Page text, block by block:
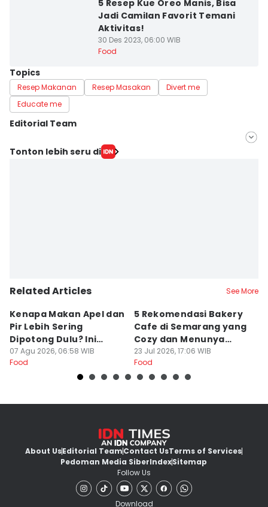
5 Resep Kue Oreo Manis, Bisa
Jadi Camilan Favorit Temani
Aktivitas!
30 Des 2023, 06:00 WIB
Food
Topics
Resep Makanan Resep Masakan
Divert me
Educate me
Editorial Team
Editor
Tonton lebih seru di
Related Articles See More
Kenapa Makan Apel dan
Pir Lebih Sering
Dipotong Dulu? Ini
Alasannya
07 Agu 2026, 06:58 WIB
Food
5 Rekomendasi Bakery
Cafe di Semarang yang
Cozy dan Menunya
Yummy
23 Jul 2026, 17:06 WIB
Food
About UsEditorial TeamContact UsTerms of Services
Pedoman Media SiberIndexSitemap
Follow Us
Download